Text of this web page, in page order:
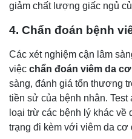
giảm chất lượng giấc ngủ
4. Chẩn đoán bệnh
Các xét nghiệm cận lâm
việc chẩn đoán viêm da
sàng, đánh giá tổn thương
tiền sử của bệnh nhân.
loại trừ các bệnh lý khác về
trạng đi kèm với viêm da cơ